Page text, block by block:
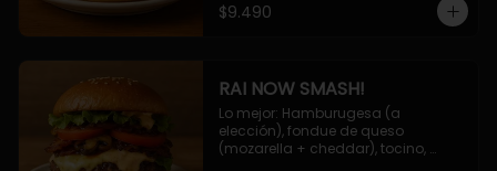
$9.490
RAI NOW SMASH!
Lo mejor: Hamburugesa (a
elección), fondue de queso
(mozarella + cheddar), tocino,